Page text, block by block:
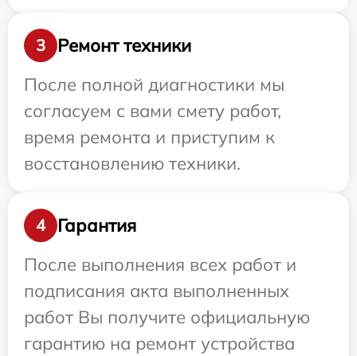
3
Ремонт техники
После полной диагностики мы
согласуем с вами смету работ,
время ремонта и приступим к
восстановлению техники.
4
Гарантия
После выполнения всех работ и
подписания акта выполненных
работ Вы получите официальную
гарантию на ремонт устройства